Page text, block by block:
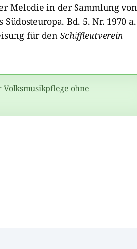
Melodie in der Sammlung von
Bd. 5. Nr. 1970 a.
für den Schiffleutverein
ohne